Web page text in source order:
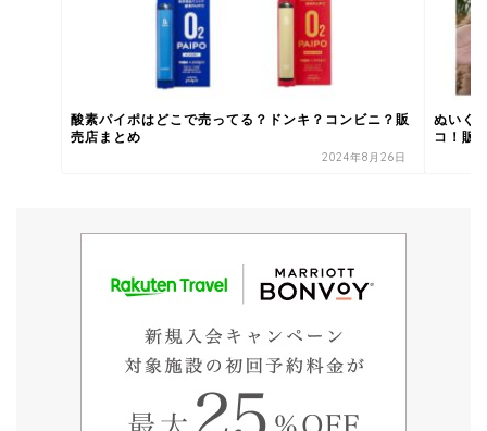
酸素パイポはどこで売ってる？ドンキ？コンビニ？販
売店まとめ
2024年8月26日
ぬいぐ
コ！販